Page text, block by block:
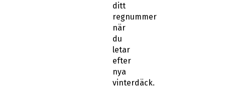
ditt
regnummer
när
du
letar
efter
nya
vinterdäck.